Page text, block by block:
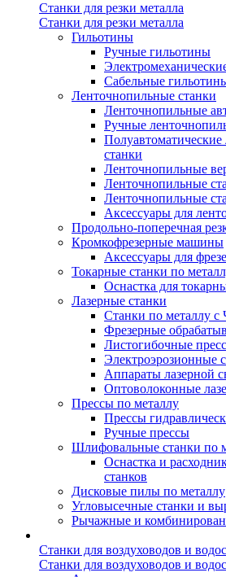
Станки для резки металла
Станки для резки металла
Гильотины
Ручные гильотины
Сабельные
Ленточнопильные станки
Ленточнопильные
Ручные
станки
Ленточнопильные
Ленточнопильные
Ленточнопильные
Аксессуары для
Продольно-поперечная
Кромкофрезерные машины
Аксессуары для
Токарные станки по
Оснастка для
Лазерные станки
Станки по металлу
Фрезерные
Листогибочные
Электроэрозионные
Аппараты лазерной
Оптоволоконные
Прессы по металлу
Прессы
Ручные прессы
Шлифовальные станки по
Оснастка и
станков
Дисковые пилы по металлу
Угловысечные станки и
Рычажные и
Станки для воздуховодов и
Станки для воздуховодов и